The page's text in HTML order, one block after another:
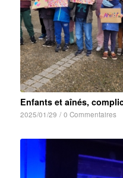
Enfants et aînés,
2025/01/29 / 0 Commentaires